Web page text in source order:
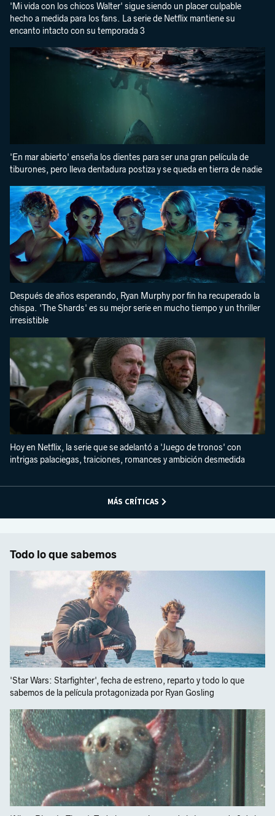
'Mi vida con los chicos Walter' sigue siendo un placer culpable
hecho a medida para los fans. La serie de Netflix mantiene su
encanto intacto con su temporada 3
'En mar abierto' enseña los dientes para ser una gran película de
tiburones, pero lleva dentadura postiza y se queda en tierra de nadie
Después de años esperando, Ryan Murphy por fin ha recuperado la
chispa. 'The Shards' es su mejor serie en mucho tiempo y un thriller
irresistible
Hoy en Netflix, la serie que se adelantó a 'Juego de tronos' con
intrigas palaciegas, traiciones, romances y ambición desmedida
MÁS CRÍTICAS
Todo lo que sabemos
'Star Wars: Starfighter', fecha de estreno, reparto y todo lo que
sabemos de la película protagonizada por Ryan Gosling